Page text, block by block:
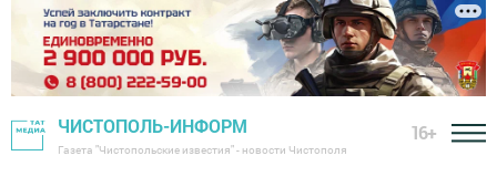
ЧИСТОПОЛЬ-ИНФОРМ
Газета "Чистопольские известия" - новости Чистополя
16+